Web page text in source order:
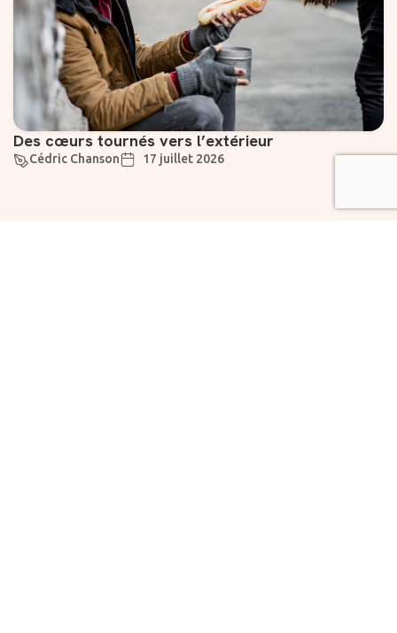
Des cœurs tournés vers l’extérieur
Cédric Chanson 17 juillet 2026